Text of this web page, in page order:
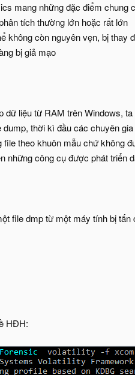
mang những đặc điểm chung
tích thường lớn hoặc rất lớn​
không còn nguyên vẹn, bị thay
bị giả mạo​
dữ liệu từ RAM trên Windows,
thời kì đầu các chuyên
file theo khuôn mẫu chứ không
những công cụ được phát
file dmp từ một máy tính bị
HĐH: